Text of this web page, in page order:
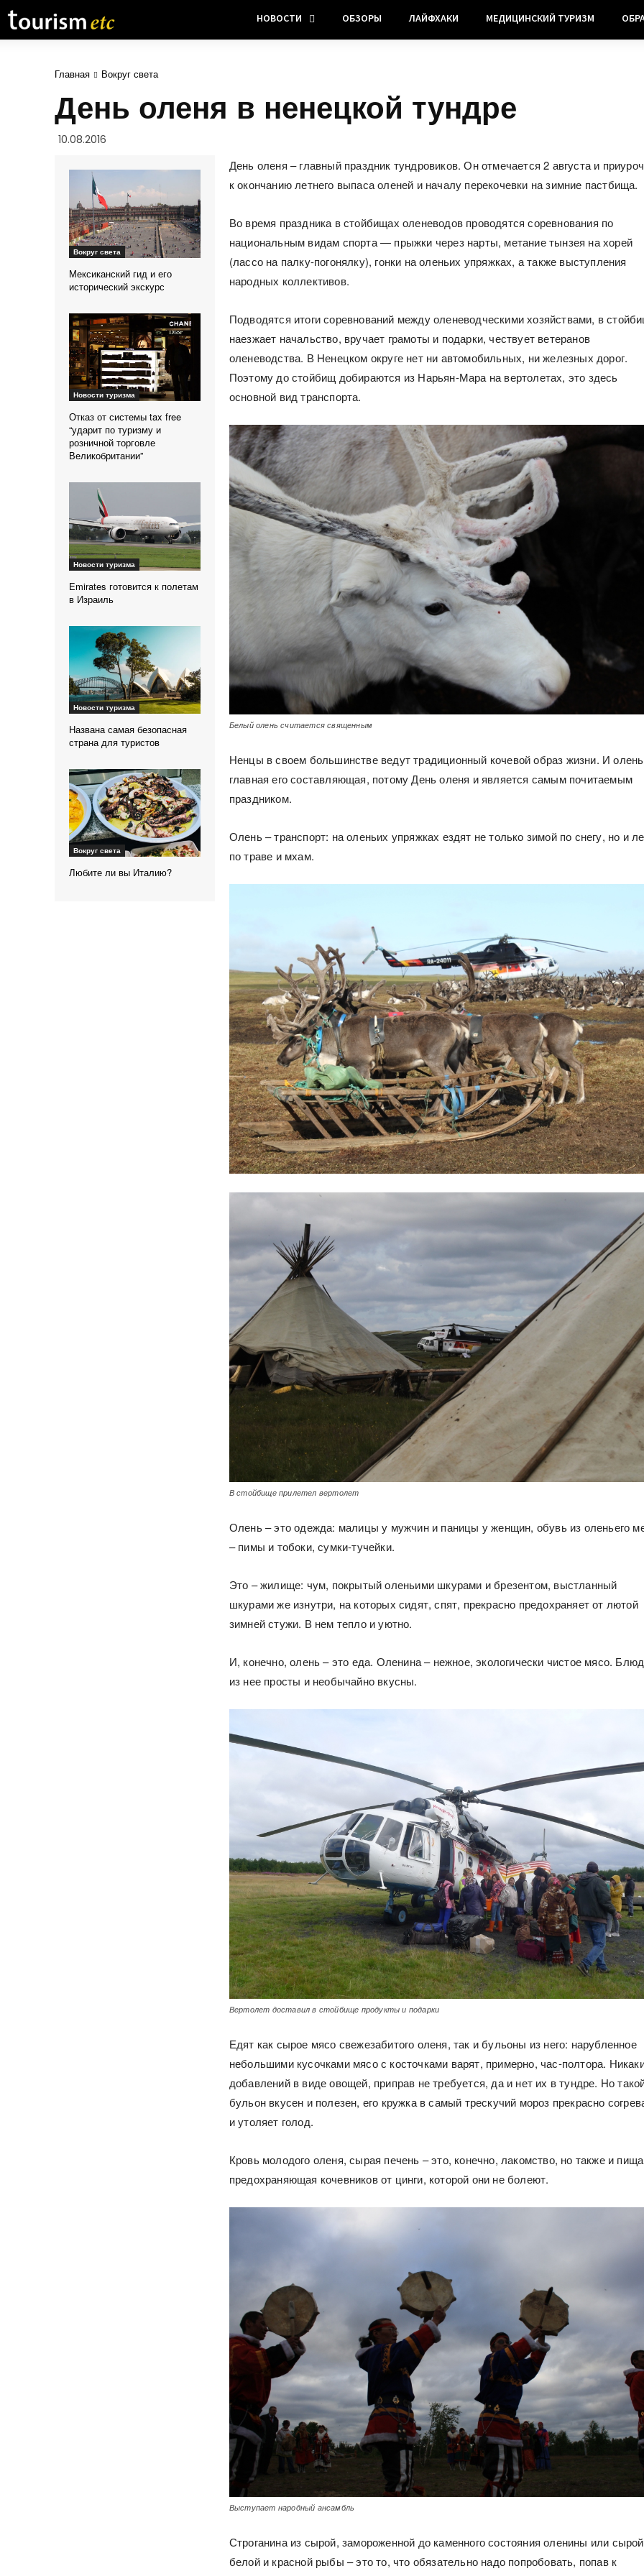
НОВОСТИ ОБЗОРЫ ЛАЙФХАКИ МЕДИЦИНСКИЙ ТУРИЗМ
Главная Вокруг света
День оленя в ненецкой тундре
10.08.2016
Вокруг света
Мексиканский гид и его
исторический экскурс
Новости туризма
Отказ от системы tax free
“ударит по туризму и
розничной торговле
Великобритании”
Новости туризма
Emirates готовится к полетам
в Израиль
Новости туризма
Названа самая безопасная
страна для туристов
Вокруг света
Любите ли вы Италию?
День оленя – главный праздник тундровиков. Он отмечается 2 августа и
к окончанию летнего выпаса оленей и началу перекочевки на зимние пастбища.
Во время праздника в стойбищах оленеводов проводятся соревнования по
национальным видам спорта — прыжки через нарты, метание тынзея на хорей
(лассо на палку-погонялку), гонки на оленьих упряжках, а также выступления
народных коллективов.
Подводятся итоги соревнований между оленеводческими хозяйствами, в
наезжает начальство, вручает грамоты и подарки, чествует ветеранов
оленеводства. В Ненецком округе нет ни автомобильных, ни железных дорог.
Поэтому до стойбищ добираются из Нарьян-Мара на вертолетах, это здесь
основной вид транспорта.
Белый олень считается священным
Ненцы в своем большинстве ведут традиционный кочевой образ жизни. И
главная его составляющая, потому День оленя и является самым почитаемым
праздником.
Олень – транспорт: на оленьих упряжках ездят не только зимой по снегу, но и
по траве и мхам.
В стойбище прилетел вертолет
Олень – это одежда: малицы у мужчин и паницы у женщин, обувь из оленьего
– пимы и тобоки, сумки-тучейки.
Это – жилище: чум, покрытый оленьими шкурами и брезентом, выстланный
шкурами же изнутри, на которых сидят, спят, прекрасно предохраняет от лютой
зимней стужи. В нем тепло и уютно.
И, конечно, олень – это еда. Оленина – нежное, экологически чистое мясо.
из нее просты и необычайно вкусны.
Вертолет доставил в стойбище продукты и подарки
Едят как сырое мясо свежезабитого оленя, так и бульоны из него: нарубленное
небольшими кусочками мясо с косточками варят, примерно, час-полтора.
добавлений в виде овощей, приправ не требуется, да и нет их в тундре. Но
бульон вкусен и полезен, его кружка в самый трескучий мороз прекрасно
и утоляет голод.
Кровь молодого оленя, сырая печень – это, конечно, лакомство, но также и
предохраняющая кочевников от цинги, которой они не болеют.
Выступает народный ансамбль
Строганина из сырой, замороженной до каменного состояния оленины или сырой
белой и красной рыбы – это то, что обязательно надо попробовать, попав к